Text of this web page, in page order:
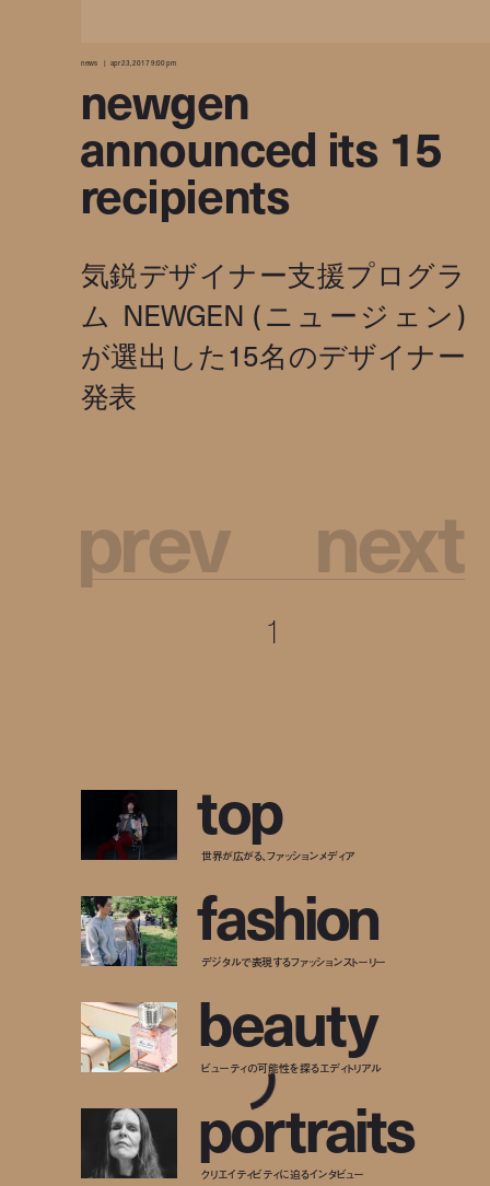
news apr 23, 2017 9:00 pm
newgen
announced its 15
recipients
prev next
1
top
世界が広がる、ファッションメディア
fashion
デジタルで表現するファッションストーリー
beauty
ビューティの可能性を探るエディトリアル
portraits
クリエイティビティに迫るインタビュー